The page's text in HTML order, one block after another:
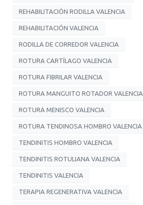
REHABILITACIÓN RODILLA VALENCIA
REHABILITACIÓN VALENCIA
RODILLA DE CORREDOR VALENCIA
ROTURA CARTÍLAGO VALENCIA
ROTURA FIBRILAR VALENCIA
ROTURA MANGUITO ROTADOR VALENCIA
ROTURA MENISCO VALENCIA
ROTURA TENDINOSA HOMBRO VALENCIA
TENDINITIS HOMBRO VALENCIA
TENDINITIS ROTULIANA VALENCIA
TENDINITIS VALENCIA
TERAPIA REGENERATIVA VALENCIA